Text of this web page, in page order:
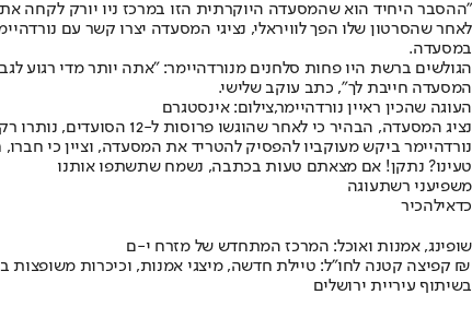
"ההסבר היחיד הוא שהמסעדה היוקרתית הזו במרכז ניו יורק לקחה
לאחר שהסרטון שלו הפך לוויראלי, נציגי המסעדה יצרו קשר עם
במסעדה.
הגולשים ברשת היו פחות סלחנים מנורדהיימר: "אתה יותר מדי רגוע
המסעדה חייבת לך", כתב עוקב שלישי.
העוגה שהכין ראיין נורדהיימר,צילום: אינסטגרם
נציג המסעדה, הבהיר כי לאחר שהוגשו פרוסות ל-12 הסועדים, נותרו רק שתי פרוסות - לא חצי עוגה. הוא הכחיש את הטענות שהצוות אכל את העוגה.
נורדהיימר ביקש מעוקביו להפסיק להטריד את המסעדה, וציין כי
טעינו? נתקן! אם מצאתם טעות בכתבה, נשמח שתשתפו אותנו
משפיעני רשתעוגה
כדאילהכיר
שופינג, אמנות ואוכל: המרכז המתחדש של מזרח י-ם
קפיצה קטנה לחו"ל: טיילת חדשה, מיצגי אמנות, וכיכרות משופצות בהשקעה של 100 מיליון ₪
בשיתוף עיריית ירושלים